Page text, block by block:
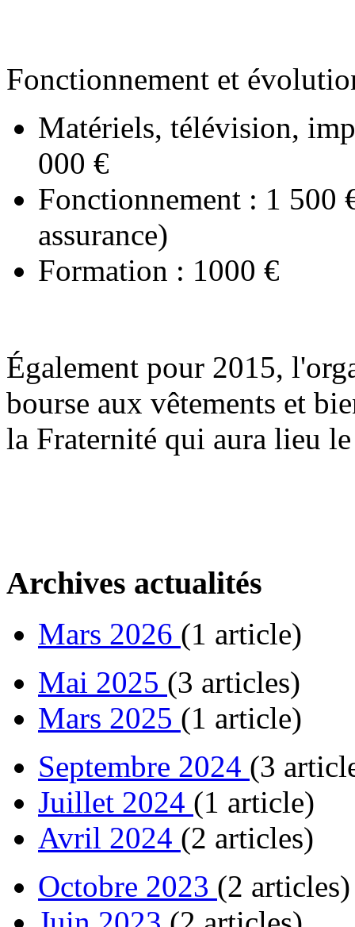
Fonctionnement et
Matériels, télévision,
000 €
Fonctionnement : 1 500
assurance)
Formation : 1000 €
Également pour 2015,
bourse aux vêtements et
la Fraternité qui aura lieu
Archives actualités
Mars 2026 (1 article)
Mai 2025 (3 articles)
Mars 2025 (1 article)
Septembre 2024 (3
Juillet 2024 (1 article)
Avril 2024 (2 articles)
Octobre 2023 (2 articles)